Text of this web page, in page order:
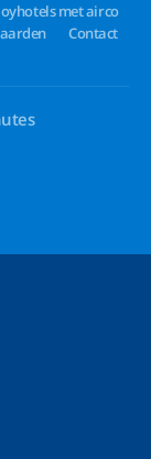
met airco
Contact